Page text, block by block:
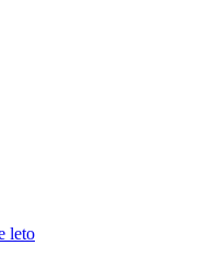
leto